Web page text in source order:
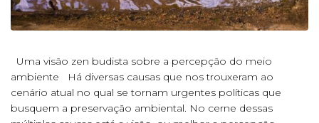
Uma visão zen budista sobre a percepção do meio
ambiente Há diversas causas que nos trouxeram ao
cenário atual no qual se tornam urgentes políticas que
busquem a preservação ambiental. No cerne dessas